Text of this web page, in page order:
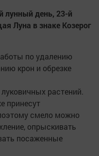
лунный день, 23-й
Луна в знаке Козерог
по удалению
крон и обрезке
растений.
принесут
смело можно
опрыскивать
посаженные